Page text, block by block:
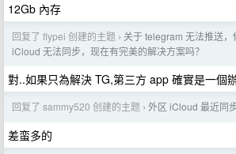
12Gb 內存
回复了 flypei 创建的主题 › 关于 telegram 无法推送，
iCloud 无法同步，现在有完美的解决方案吗？
對..如果只為解決 TG,第三方 app 確實是一個
回复了 sammy520 创建的主题 › 外区 iCloud 最近同
差蛮多的